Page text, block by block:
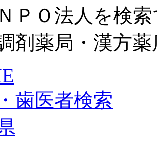
ＰＯ法人を検
剤薬局・漢方
歯医者検索